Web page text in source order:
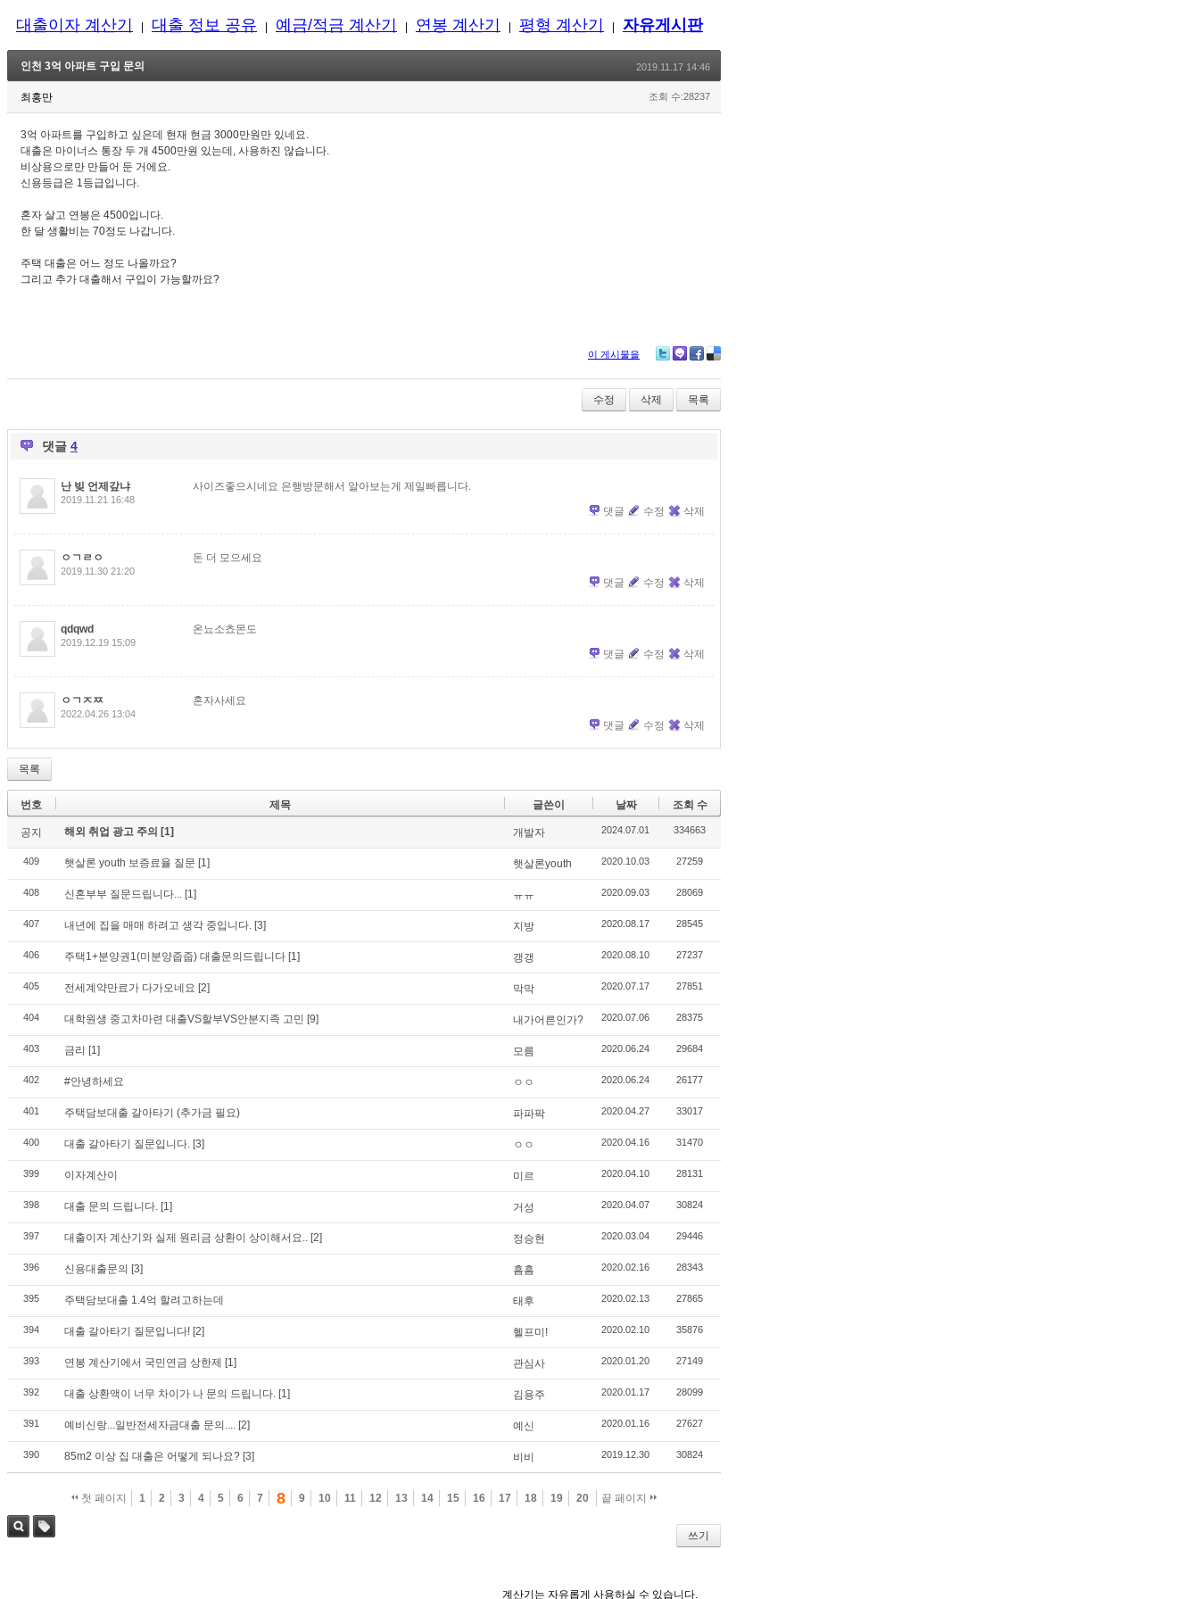
대출이자 계산기 대출 정보 공유 예금/적금 계산기 연봉 계산기 평형 계산기 자유게시판
인천 3억 아파트 구입 문의 2019.11.17 14:46
최홍만 조회 수:28237
3억 아파트를 구입하고 싶은데 현재 현금 3000만원만 있네요.
대출은 마이너스 통장 두 개 4500만원 있는데, 사용하진 않습니다.
비상용으로만 만들어 둔 거에요.
신용등급은 1등급입니다.
혼자 살고 연봉은 4500입니다.
한 달 생활비는 70정도 나갑니다.
주택 대출은 어느 정도 나올까요?
그리고 추가 대출해서 구입이 가능할까요?
이 게시물을
수정 삭제 목록
댓글 4
난 빚 언제갚냐
2019.11.21 16:48
사이즈좋으시네요 은행방문해서 알아보는게 제일빠릅니다.
댓글
수정 삭제
ㅇㄱㄹㅇ
2019.11.30 21:20
돈 더 모으세요
댓글
수정 삭제
qdqwd
2019.12.19 15:09
온뇨소쵸몬도
댓글
수정 삭제
ㅇㄱㅈㅉ
2022.04.26 13:04
혼자사세요
댓글
수정 삭제
목록
번호 제목 글쓴이 날짜 조회 수
공지 해외 취업 광고 주의 [1] 개발자 2024.07.01 334663
409 햇살론 youth 보증료율 질문 [1] 햇살론youth 2020.10.03 27259
408 신혼부부 질문드립니다... [1] ㅠㅠ 2020.09.03 28069
407 내년에 집을 매매 하려고 생각 중입니다. [3] 지방 2020.08.17 28545
406 주택1+분양권1(미분양줍줍) 대출문의드립니다 [1] 갱갱 2020.08.10 27237
405 전세계약만료가 다가오네요 [2] 막막 2020.07.17 27851
404 대학원생 중고차마련 대출VS할부VS안분지족 고민 [9] 내가어른인가? 2020.07.06 28375
403 금리 [1] 모름 2020.06.24 29684
402 #안녕하세요 ㅇㅇ 2020.06.24 26177
401 주택담보대출 갈아타기 (추가금 필요) 파파팍 2020.04.27 33017
400 대출 갈아타기 질문입니다. [3] ㅇㅇ 2020.04.16 31470
399 이자계산이 미르 2020.04.10 28131
398 대출 문의 드립니다. [1] 거성 2020.04.07 30824
397 대출이자 계산기와 실제 원리금 상환이 상이해서요.. [2] 정승현 2020.03.04 29446
396 신용대출문의 [3] 흠흠 2020.02.16 28343
395 주택담보대출 1.4억 할려고하는데 태후 2020.02.13 27865
394 대출 갈아타기 질문입니다! [2] 헬프미! 2020.02.10 35876
393 연봉 계산기에서 국민연금 상한제 [1] 관심사 2020.01.20 27149
392 대출 상환액이 너무 차이가 나 문의 드립니다. [1] 김용주 2020.01.17 28099
391 예비신랑...일반전세자금대출 문의.... [2] 예신 2020.01.16 27627
390 85m2 이상 집 대출은 어떻게 되나요? [3] 비비 2019.12.30 30824
첫 페이지 1 2 3 4 5 6 7 8 9 10 11 12 13 14 15 16 17 18 19 20 끝 페이지
쓰기
계산기는 자유롭게 사용하실 수 있습니다.